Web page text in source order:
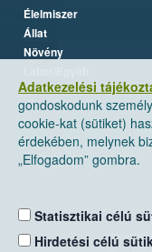
Adatkezelési
gondoskodunk
cookie-kat (sütiket)
érdekében, melynek
„Elfogadom” gombra.
Statisztikai célú
Hirdetési célú
Élelmiszer
Állat
Növény
Nemzeti